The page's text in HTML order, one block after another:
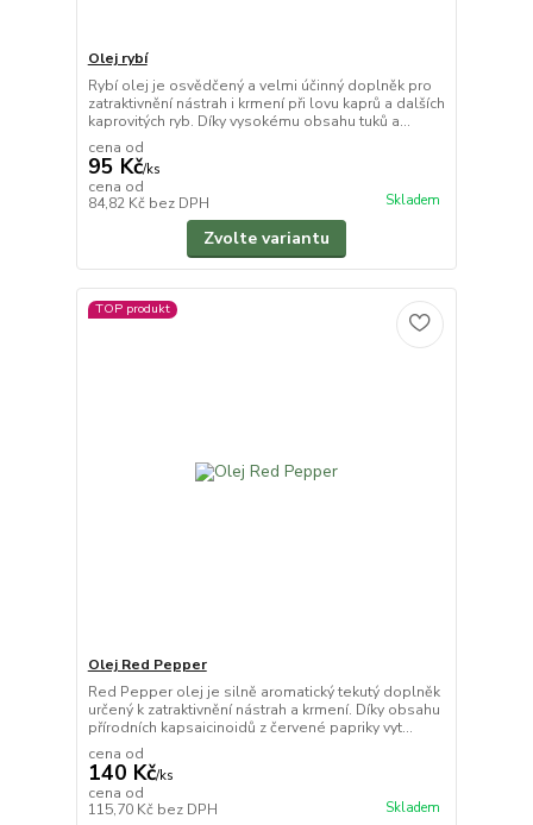
Olej rybí
Rybí olej je osvědčený a velmi účinný doplněk pro
zatraktivnění nástrah i krmení při lovu kaprů a dalších
kaprovitých ryb. Díky vysokému obsahu tuků a...
cena od
95 Kč/ks
cena od
84,82 Kč bez DPH Skladem
Zvolte variantu
TOP produkt
Olej Red Pepper
Red Pepper olej je silně aromatický tekutý doplněk
určený k zatraktivnění nástrah a krmení. Díky obsahu
přírodních kapsaicinoidů z červené papriky vyt...
cena od
140 Kč/ks
cena od
115,70 Kč bez DPH Skladem